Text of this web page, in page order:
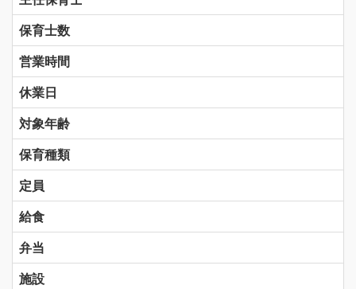
保育士数
営業時間
休業日
対象年齢
保育種類
定員
給食
弁当
施設